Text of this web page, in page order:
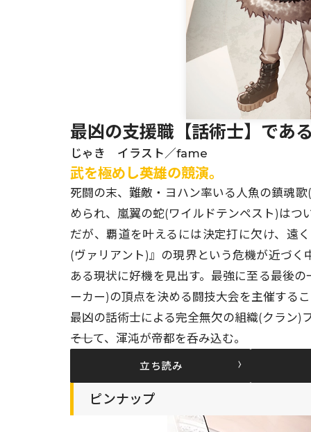
最凶の支援職【話術士】であ
じゃき イラスト／fame
武を極めし――英雄の競演。
死闘の末、難敵・ヨハン率いる人魚の鎮魂
められ、嵐翼の蛇(ワイルドテンペスト)はつ
だが、覇道を叶えるには決定打に欠け、遠
(ヴァリアント)』の現界という危機が近づ
ある現状に好機を見出す。最強に至る最後の
ーカー)の頂点を決める闘技大会を主催する
最凶の話術士による完全無欠の組織(クラン)
――そして、渾沌が帝都を呑み込む。
立ち読み
ピンナップ